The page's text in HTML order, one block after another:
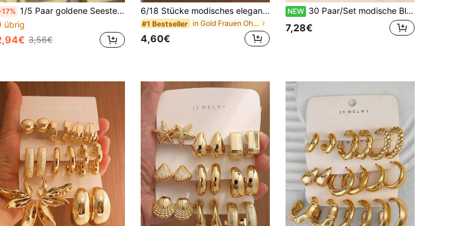
1/5 Paar goldene Seestern, Muschel, Konchen Ohrringe Set, geeignet für Sommerreisen und Urlaubsoutfits, perfektes Geschenk für Familie und Freunde
übrig
3,56€
6/18 Stücke modisches elegantes Blumen- und geometrisches Multi-Gold-Metall-Ohrring-Set, Damen-Mode-Ohrring-Set (leichtes CCB-Material, nicht verblassend), Geschenk für Frauen
#1 Bestseller in Gold Frauen Ohrring-Sets
4,60€
NEW 30 Paar/Set modische Blumen Schleife Herz Strass Multi-Element Geometrische Ohrringe Set geeignet für den täglichen Gebrauch von Frauen, Verabredungen und Partys
7,28€